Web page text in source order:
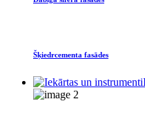
Šķiedrcementa fasādes